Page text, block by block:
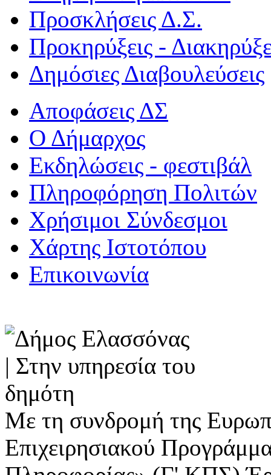
Προσκλήσεις Δ.Σ.
Προκηρύξεις -
Δημόσιες Διαβουλεύσεις
Αποφάσεις ΔΣ
Ο Δήμαρχος
Εκδηλώσεις - φεστιβάλ
Πληροφόρηση Πολιτών
Χρήσιμοι Σύνδεσμοι
Χάρτης Ιστοτόπου
Επικοινωνία
Με τη συνδρομή της
Επιχειρησιακού